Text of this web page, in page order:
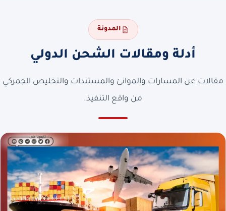
المدونة
أدلة ومقالات الشحن الدولي
مقالات عن المسارات والموانئ والمستندات والتخليص الجمركي
من واقع التنفيذ.